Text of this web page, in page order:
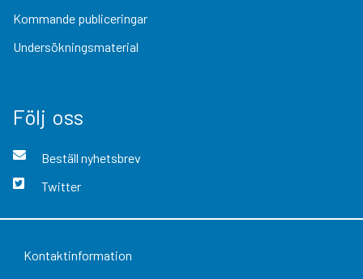
Kommande publiceringar
Undersökningsmaterial
Följ oss
Beställ nyhetsbrev
Twitter
Kontaktinformation